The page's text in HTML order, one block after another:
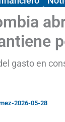
gasto en
-2026-05-28